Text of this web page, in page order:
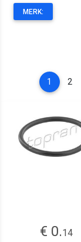
MERK:
1 (current)
2
€ 0.14